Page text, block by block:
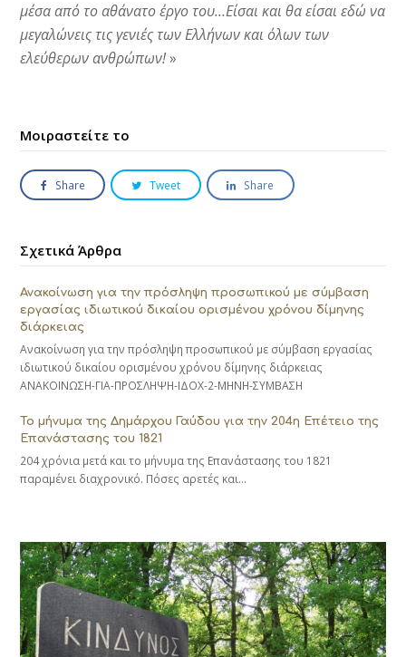
μέσα από το αθάνατο έργο του…Είσαι και θα είσαι εδώ να
μεγαλώνεις τις γενιές των Ελλήνων και όλων των
ελεύθερων ανθρώπων!»
Μοιραστείτε το
Share Tweet Share
Σχετικά Άρθρα
Ανακοίνωση για την πρόσληψη προσωπικού με σύμβαση
εργασίας ιδιωτικού δικαίου ορισμένου χρόνου δίμηνης
διάρκειας
Ανακοίνωση για την πρόσληψη προσωπικού με σύμβαση εργασίας
ιδιωτικού δικαίου ορισμένου χρόνου δίμηνης διάρκειας
ΑΝΑΚΟΙΝΩΣΗ-ΓΙΑ-ΠΡΟΣΛΗΨΗ-ΙΔΟΧ-2-ΜΗΝΗ-ΣΥΜΒΑΣΗ
Το μήνυμα της Δημάρχου Γαύδου για την 204η Επέτειο της
Επανάστασης του 1821
204 χρόνια μετά και το μήνυμα της Επανάστασης του 1821
παραμένει διαχρονικό. Πόσες αρετές και…